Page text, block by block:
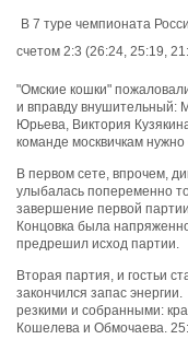
В 7 туре чемпионата
счетом 2:3 (26:24, 25:19,
"Омские кошки"
и вправду внушительный:
Юрьева, Виктория
команде москвичкам
В первом сете, впрочем,
улыбалась попеременно
завершение первой
Концовка была
предрешил исход партии.
Вторая партия, и гостьи
закончился запас
резкими и собранными:
Кошелева и Обмочаева.